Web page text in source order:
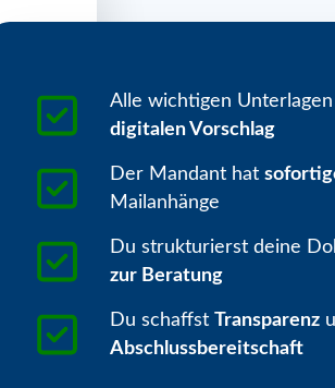
Alle wichtigen
digitalen Vorschlag
Der Mandant hat
Mailanhänge
Du strukturierst deine
zur Beratung
Du schaffst Transparenz
Abschlussbereitschaft